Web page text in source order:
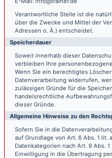
Verantwortliche Stelle ist die
über die Zwecke und Mittel der
Adressen o. Ä.) entscheidet.
Speicherdauer
Soweit innerhalb dieser
verbleiben Ihre
Wenn Sie ein berechtigtes
Datenverarbeitung widerrufen,
zulässigen Gründe für die
handelsrechtliche
dieser Gründe.
Allgemeine Hinweise zu den
Sofern Sie in die
auf Grundlage von Art. 6 Abs. 1 lit.
Datenkategorien nach Art. 9 Abs.
Einwilligung in die Übertragung